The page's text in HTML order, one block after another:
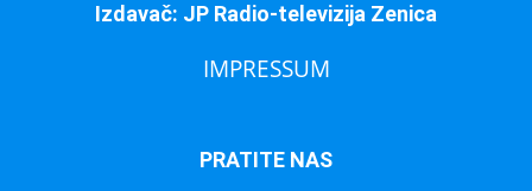
Izdavač: JP Radio-televizija Zenica
IMPRESSUM
PRATITE NAS